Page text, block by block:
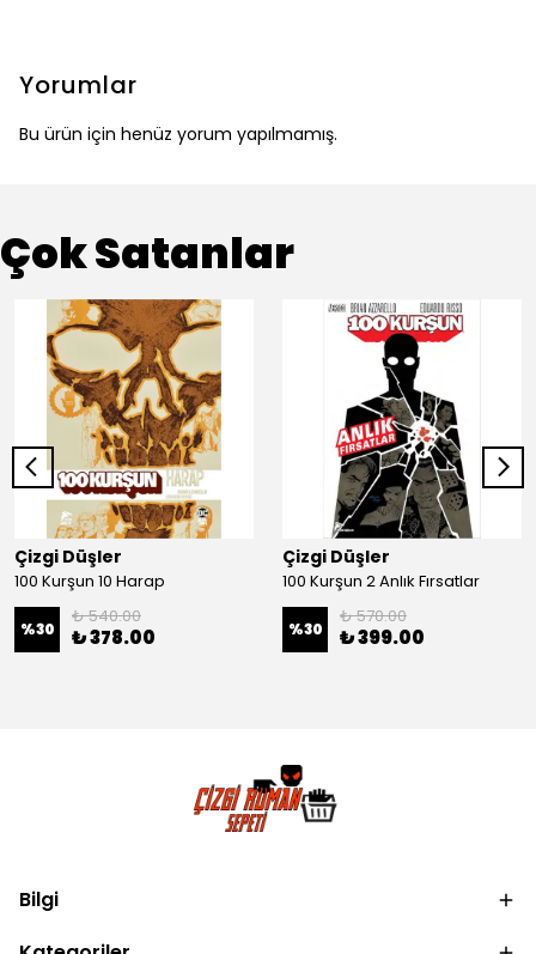
Yorumlar
Bu ürün için henüz yorum yapılmamış.
Çok Satanlar
Çizgi Düşler
100 Kurşun 10 Harap
%30
₺ 540.00
₺ 378.00
Çizgi Düşler
100 Kurşun 2 Anlık Fırsatlar
%30
₺ 570.00
₺ 399.00
Bilgi